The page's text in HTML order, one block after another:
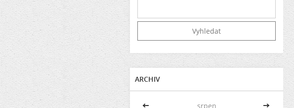
ARCHIV
<< srpen >>